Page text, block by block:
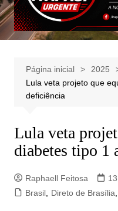
Página inicial 2025
Lula veta projeto que
deficiência
Lula veta
diabetes tipo 1
Raphaell Feitosa
Brasil, Direto de Brasília,